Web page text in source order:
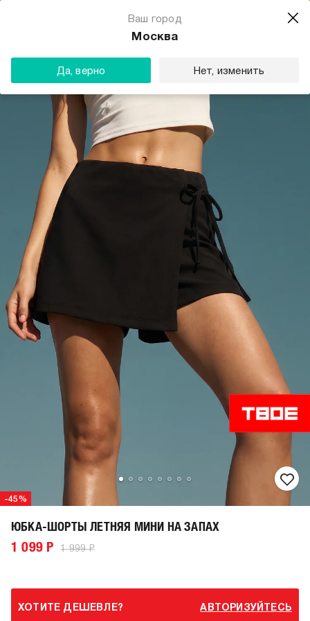
Ваш город
Москва
Да, верно Нет, изменить
-45%
ЮБКА-ШОРТЫ ЛЕТНЯЯ МИНИ НА ЗАПАХ
1 099 Р 1 999 Р
ХОТИТЕ ДЕШЕВЛЕ? АВТОРИЗУЙТЕСЬ
Магазин одежды для тебя